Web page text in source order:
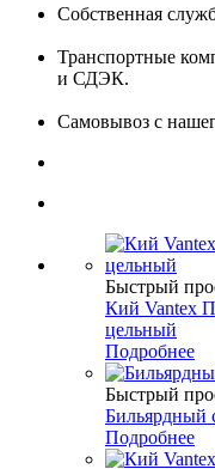
Собственная
Транспортные
и СДЭК.
Самовывоз с
Быстрый
Кий Vantex
цельный
Подробнее
Быстрый
Бильярдный
Подробнее